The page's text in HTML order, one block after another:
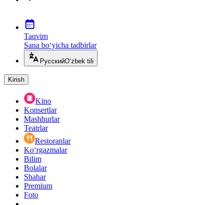
Taqvim
Sana bo‘yicha tadbirlar
РусскийO‘zbek tili
Kirish
Kino
Konsertlar
Mashhurlar
Teatrlar
Restoranlar
Ko‘rgazmalar
Bilim
Bolalar
Shahar
Premium
Foto